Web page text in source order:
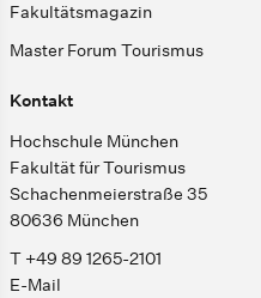
Fakultätsmagazin
Master Forum Tourismus
Kontakt
Hochschule München
Fakultät für Tourismus
Schachenmeierstraße 35
80636 München
T +49 89 1265-2101
E-Mail